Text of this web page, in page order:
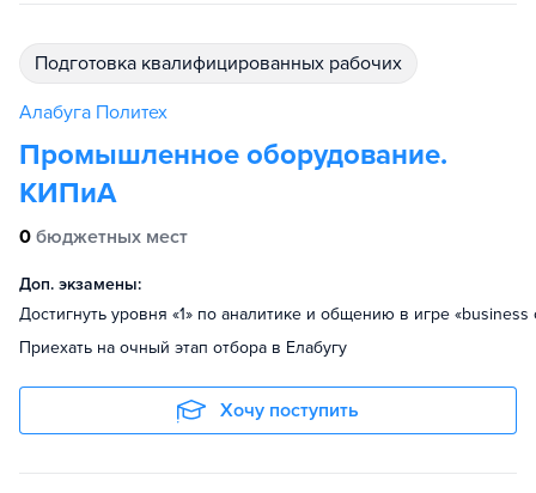
подготовка квалифицированных рабочих
Алабуга Политех
Промышленное оборудование.
КИПиА
0 бюджетных мест
Доп. экзамены:
Достигнуть уровня «1» по аналитике и общению в игре «business
Приехать на очный этап отбора в Елабугу
Хочу поступить